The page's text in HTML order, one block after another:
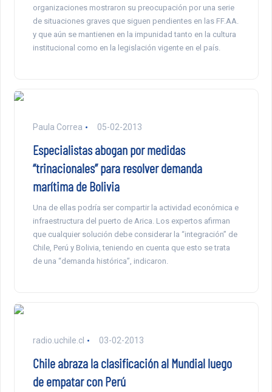
organizaciones mostraron su preocupación por una serie
de situaciones graves que siguen pendientes en las FF.AA.
y que aún se mantienen en la impunidad tanto en la cultura
institucional como en la legislación vigente en el país.
Paula Correa 05-02-2013
Especialistas abogan por medidas
“trinacionales” para resolver demanda
marítima de Bolivia
Una de ellas podría ser compartir la actividad económica e
infraestructura del puerto de Arica. Los expertos afirman
que cualquier solución debe considerar la “integración” de
Chile, Perú y Bolivia, teniendo en cuenta que esto se trata
de una “demanda histórica”, indicaron.
radio.uchile.cl 03-02-2013
Chile abraza la clasificación al Mundial luego
de empatar con Perú